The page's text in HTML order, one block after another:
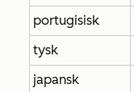
portugisisk
tysk
japansk